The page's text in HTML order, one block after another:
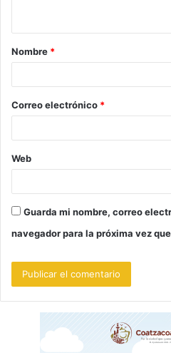
a
r
*
Nombre *
Correo electrónico *
Web
Guarda mi nombre, correo
navegador para la próxima vez